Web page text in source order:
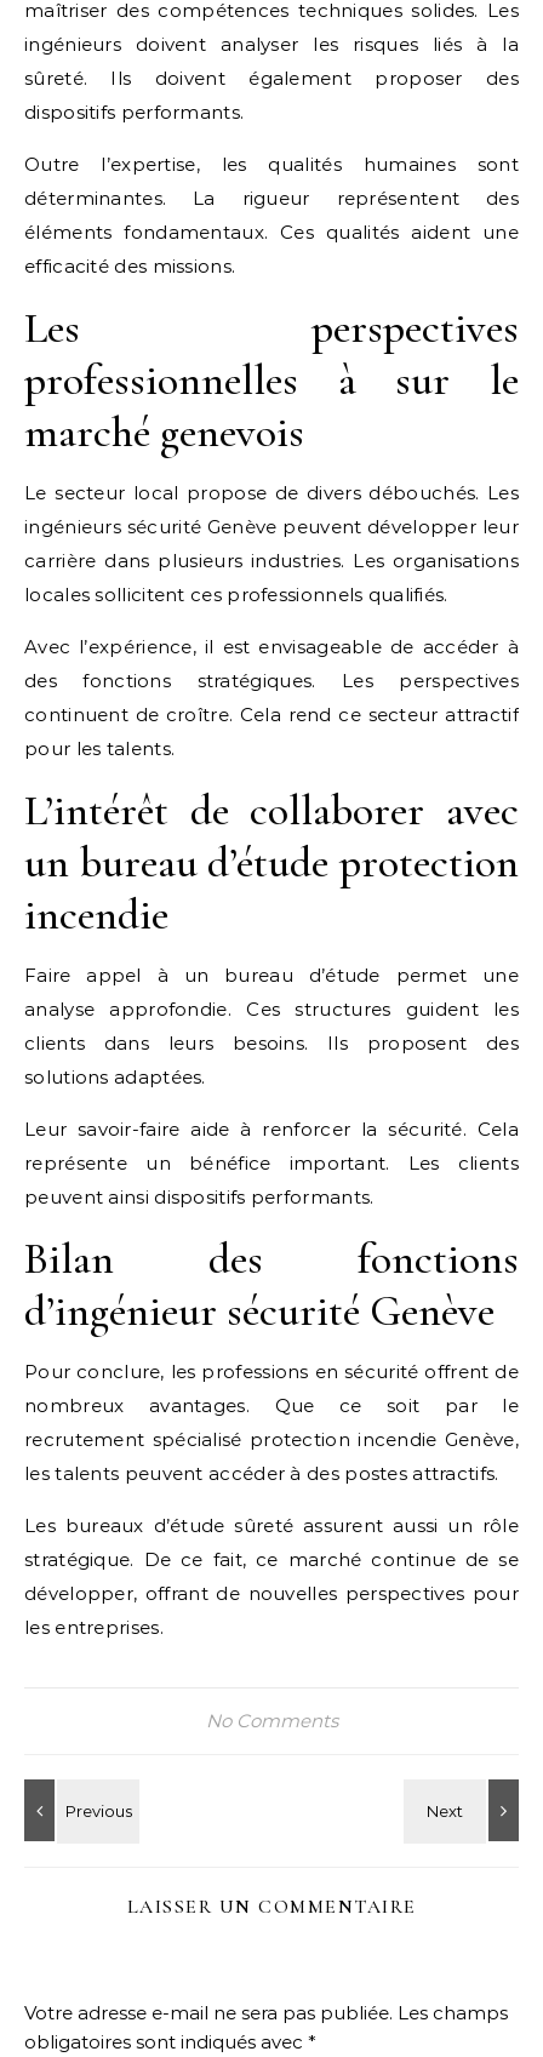
maîtriser des compétences techniques solides. Les
ingénieurs doivent analyser les risques liés à la
sûreté. Ils doivent également proposer des
dispositifs performants.
Outre l’expertise, les qualités humaines sont
déterminantes. La rigueur représentent des
éléments fondamentaux. Ces qualités aident une
efficacité des missions.
Les perspectives
professionnelles à sur le
marché genevois
Le secteur local propose de divers débouchés. Les
ingénieurs sécurité Genève peuvent développer leur
carrière dans plusieurs industries. Les organisations
locales sollicitent ces professionnels qualifiés.
Avec l’expérience, il est envisageable de accéder à
des fonctions stratégiques. Les perspectives
continuent de croître. Cela rend ce secteur attractif
pour les talents.
L’intérêt de collaborer avec
un bureau d’étude protection
incendie
Faire appel à un bureau d’étude permet une
analyse approfondie. Ces structures guident les
clients dans leurs besoins. Ils proposent des
solutions adaptées.
Leur savoir-faire aide à renforcer la sécurité. Cela
représente un bénéfice important. Les clients
peuvent ainsi dispositifs performants.
Bilan des fonctions
d’ingénieur sécurité Genève
Pour conclure, les professions en sécurité offrent de
nombreux avantages. Que ce soit par le
recrutement spécialisé protection incendie Genève,
les talents peuvent accéder à des postes attractifs.
Les bureaux d’étude sûreté assurent aussi un rôle
stratégique. De ce fait, ce marché continue de se
développer, offrant de nouvelles perspectives pour
les entreprises.
No Comments
LAISSER UN COMMENTAIRE
Votre adresse e-mail ne sera pas publiée. Les champs
obligatoires sont indiqués avec *